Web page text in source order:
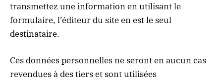
transmettez une information en utilisant le
formulaire, l’éditeur du site en est le seul
destinataire.
Ces données personnelles ne seront en aucun cas
revendues à des tiers et sont utilisées